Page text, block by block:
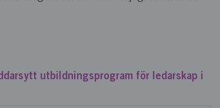
utbildningsprogram för ledarskap i